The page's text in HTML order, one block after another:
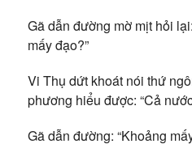
Gã dẫn đường mờ mịt hỏi
mấy đạo?”
Vi Thụ dứt khoát nói thứ
phương hiểu được: “Cả
Gã dẫn đường: “Khoảng